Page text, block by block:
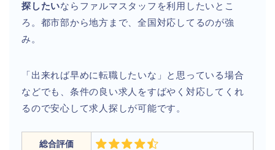
探したいならファルマスタッフを利用したいとこ
ろ。都市部から地方まで、全国対応してるのが強
み。
「出来れば早めに転職したいな」と思っている場合
などでも、条件の良い求人をすばやく対応してくれ
るので安心して求人探しが可能です。
総合評価